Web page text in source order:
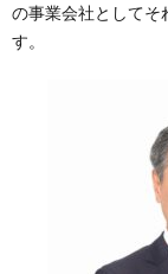
の事業会社としてそ
す。